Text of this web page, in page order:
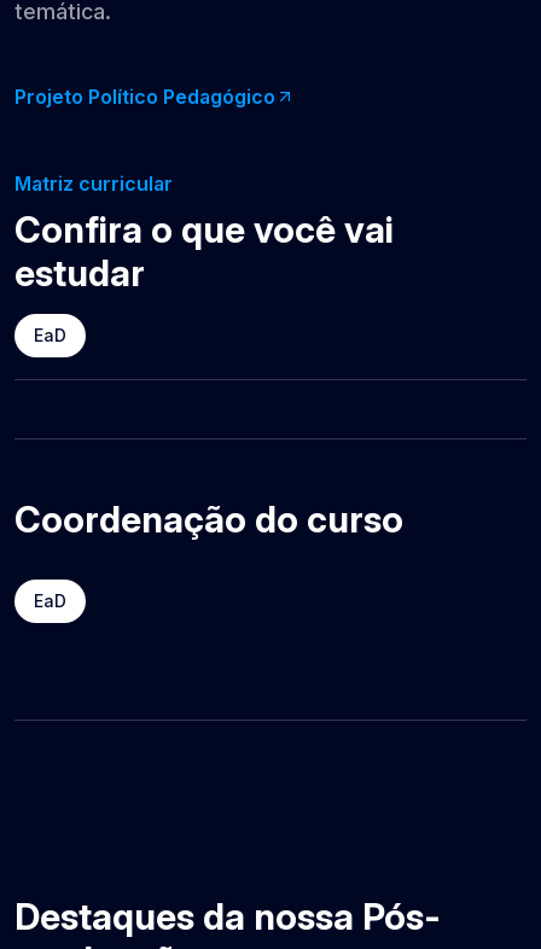
temática.
Projeto Político Pedagógico
Matriz curricular
Confira o que você vai
estudar
EaD
Coordenação do curso
EaD
Destaques da nossa Pós-